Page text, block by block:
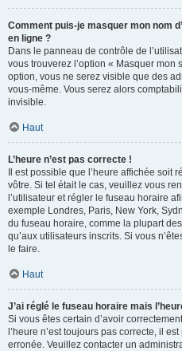
Comment puis-je masquer mon nom
en ligne ?
Dans le panneau de contrôle de
vous trouverez l’option « Masquer mon
option, vous ne serez visible que des
vous-même. Vous serez alors
invisible.
Haut
L’heure n’est pas correcte !
Il est possible que l’heure affichée soit
vôtre. Si tel était le cas, veuillez vous
l’utilisateur et régler le fuseau horaire
exemple Londres, Paris, New York,
du fuseau horaire, comme la plupart
qu’aux utilisateurs inscrits. Si vous
le faire.
Haut
J’ai réglé le fuseau horaire mais
Si vous êtes certain d’avoir
l’heure n’est toujours pas correcte, il
erronée. Veuillez contacter un